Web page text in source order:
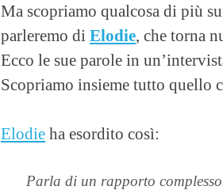
Ma scopriamo qualcosa di più
parleremo di Elodie, che torna
Ecco le sue parole in
Scopriamo insieme tutto quello
Elodie ha esordito così:
Parla di un rapporto